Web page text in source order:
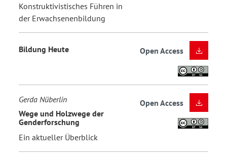
Konstruktivistisches Führen in
der Erwachsenenbildung
Bildung Heute Open Access
Gerda Nüberlin
Wege und Holzwege der
Genderforschung
Ein aktueller Überblick
Open Access